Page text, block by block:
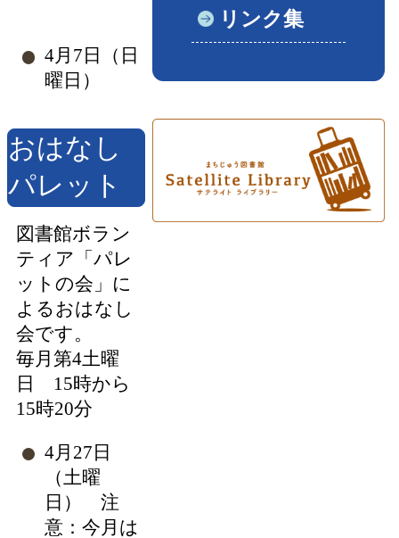
4月7日（日
曜日）
おはなし
パレット
図書館ボラン
ティア「パレ
ットの会」に
よるおはなし
会です。
毎月第4土曜
日 15時から
15時20分
4月27日
（土曜
日） 注
意：今月は
リンク集